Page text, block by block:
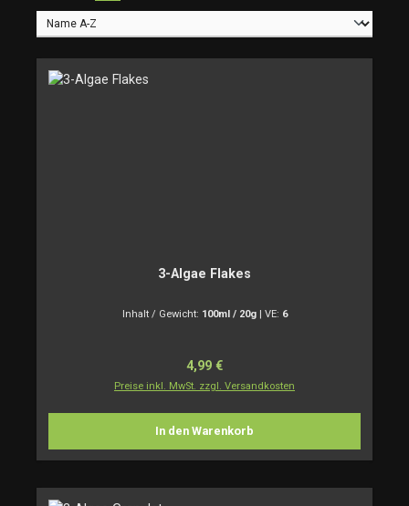
3-Algae Flakes
Inhalt / Gewicht: 100ml / 20g VE: 6
Regulärer Preis:
4,99 €
Preise inkl. MwSt. zzgl. Versandkosten
In den Warenkorb